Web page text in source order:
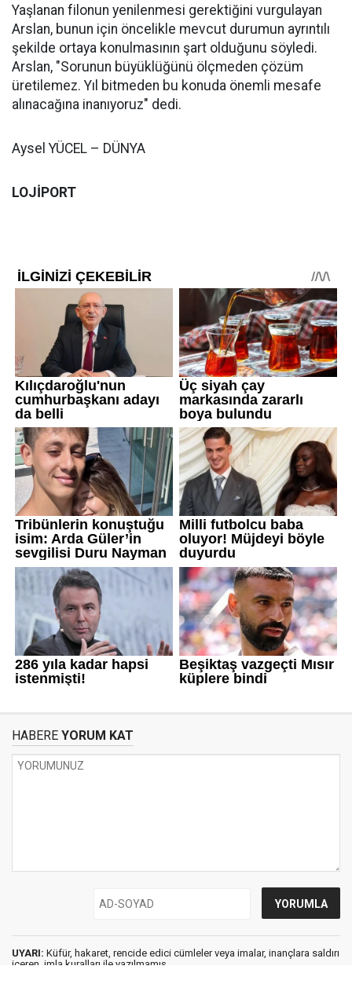
Yaşlanan filonun yenilenmesi gerektiğini vurgulayan
Arslan, bunun için öncelikle mevcut durumun ayrıntılı
şekilde ortaya konulmasının şart olduğunu söyledi.
Arslan, "Sorunun büyüklüğünü ölçmeden çözüm
üretilemez. Yıl bitmeden bu konuda önemli mesafe
alınacağına inanıyoruz" dedi.
Aysel YÜCEL – DÜNYA
LOJİPORT
HABERE YORUM KAT
UYARI: Küfür, hakaret, rencide edici cümleler veya imalar, inançlara saldırı
içeren, imla kuralları ile yazılmamış,